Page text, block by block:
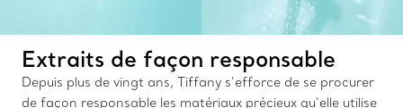
Extraits de façon responsable
Depuis plus de vingt ans, Tiffany s’efforce de se procurer
de façon responsable les matériaux précieux qu’elle utilise